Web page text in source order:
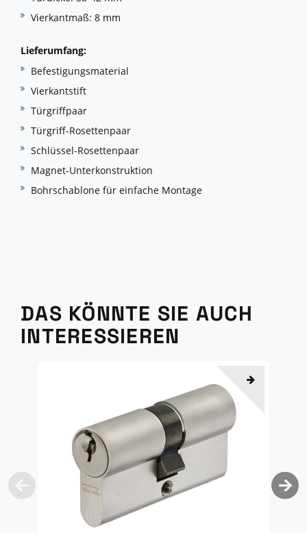
Vierkantmaß: 8 mm
Lieferumfang:
Befestigungsmaterial
Vierkantstift
Türgriffpaar
Türgriff-Rosettenpaar
Schlüssel-Rosettenpaar
Magnet-Unterkonstruktion
Bohrschablone für einfache Montage
DAS KÖNNTE SIE AUCH
INTERESSIEREN